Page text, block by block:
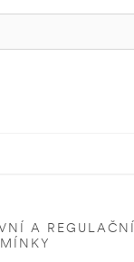
A REGULAČNÍ